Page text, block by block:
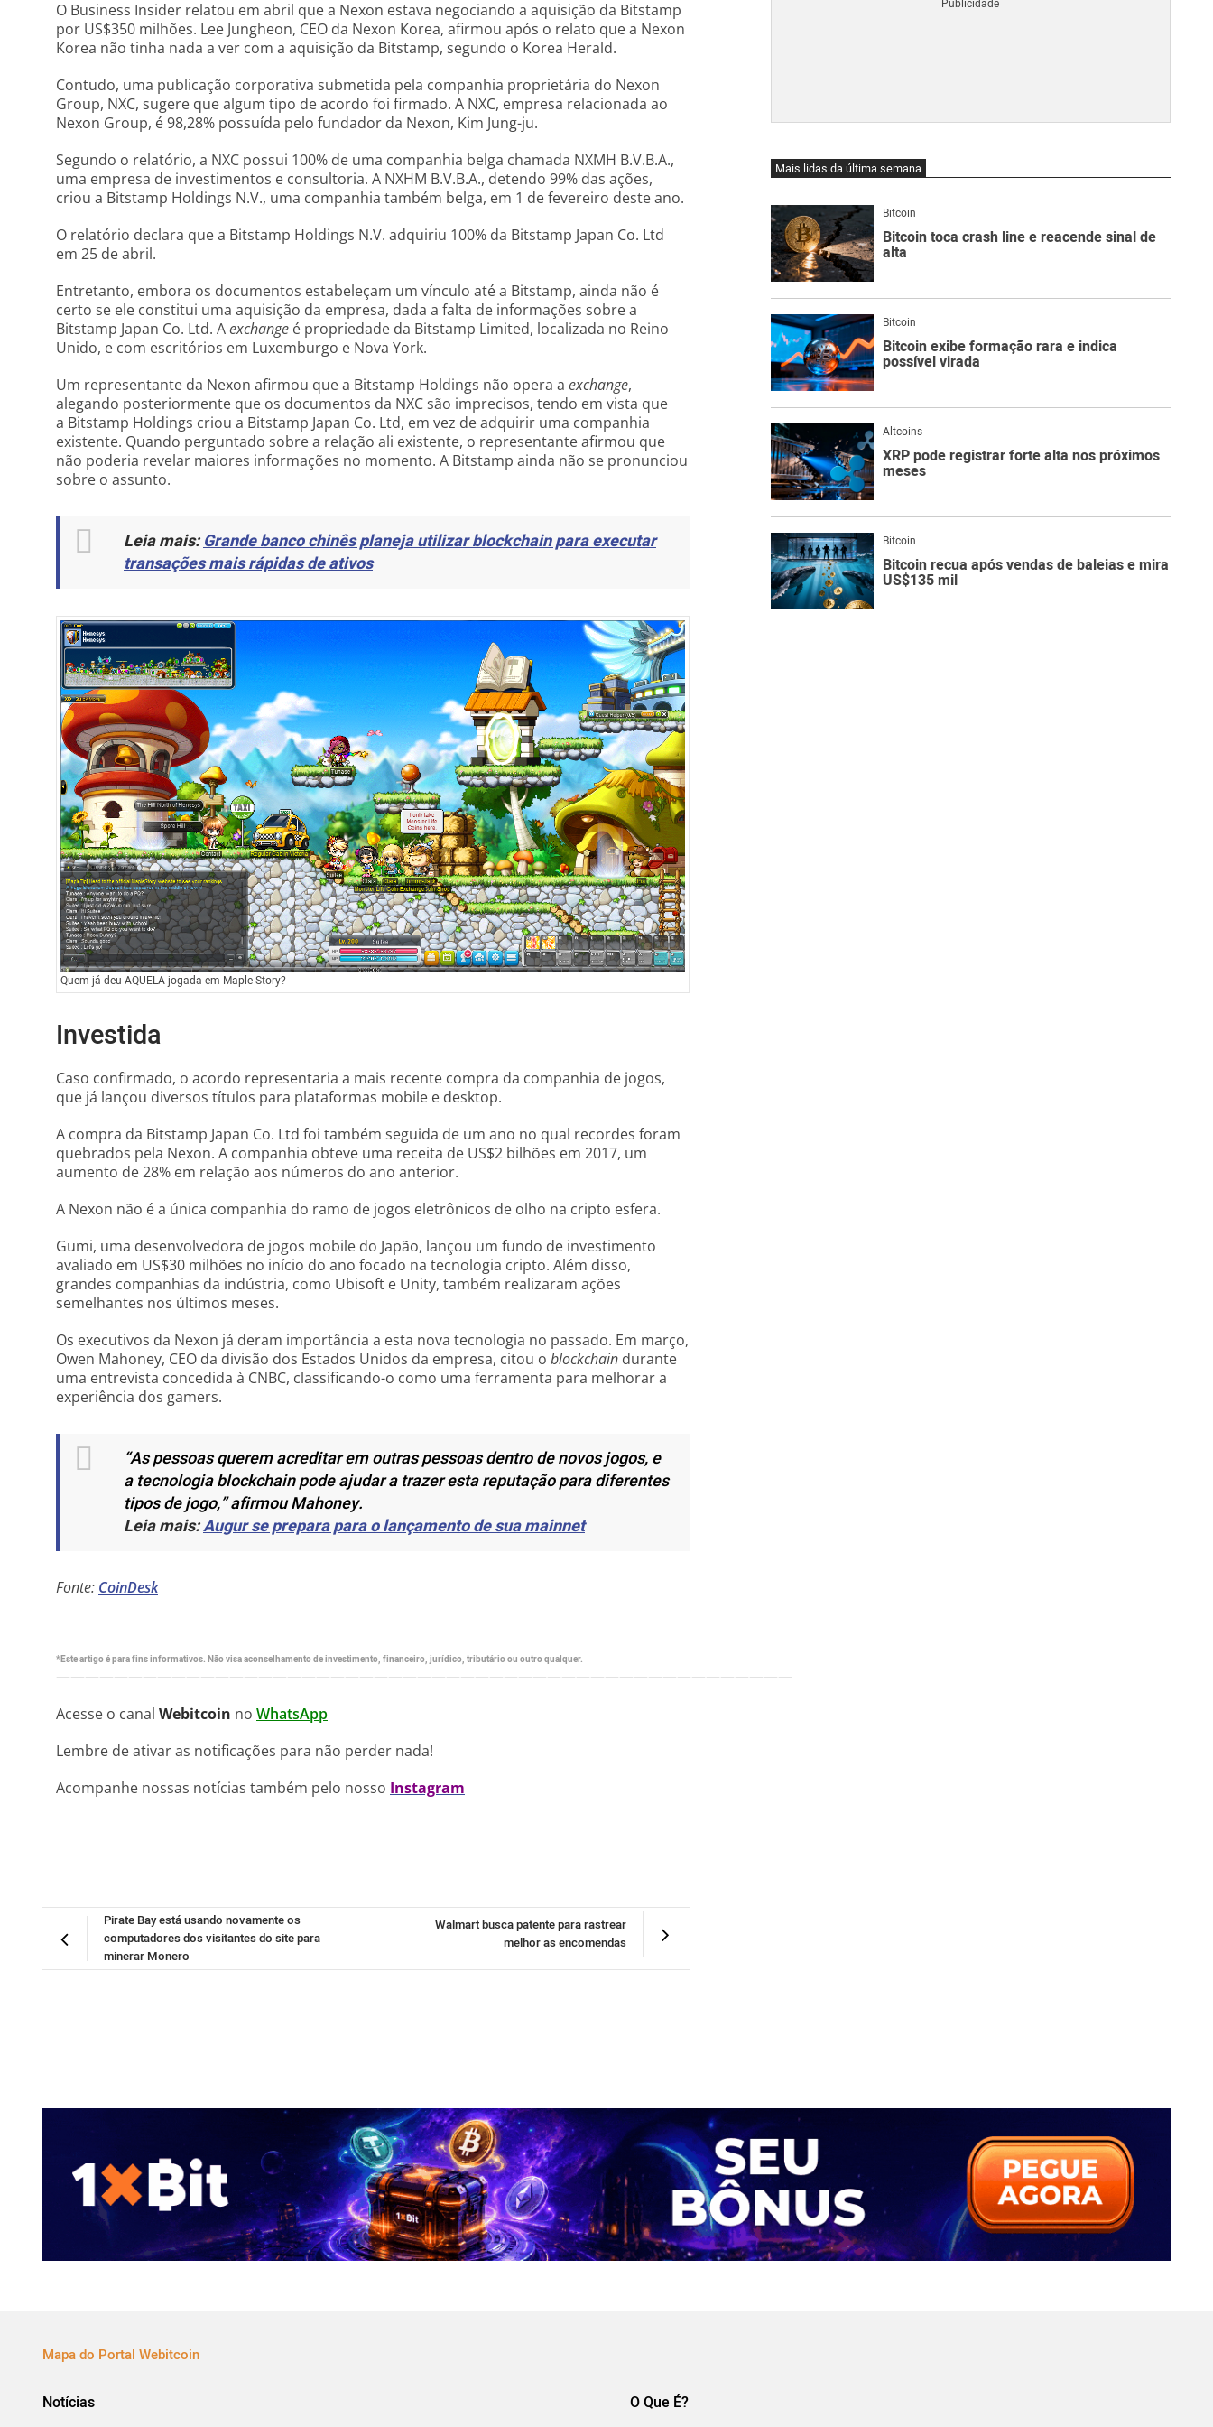
O Business Insider relatou em abril que a Nexon estava negociando a aquisição da Bitstamp
por US$350 milhões. Lee Jungheon, CEO da Nexon Korea, afirmou após o relato que a Nexon
Korea não tinha nada a ver com a aquisição da Bitstamp, segundo o Korea Herald.
Contudo, uma publicação corporativa submetida pela companhia proprietária do Nexon
Group, NXC, sugere que algum tipo de acordo foi firmado. A NXC, empresa relacionada ao
Nexon Group, é 98,28% possuída pelo fundador da Nexon, Kim Jung-ju.
Segundo o relatório, a NXC possui 100% de uma companhia belga chamada NXMH B.V.B.A.,
uma empresa de investimentos e consultoria. A NXHM B.V.B.A., detendo 99% das ações,
criou a Bitstamp Holdings N.V., uma companhia também belga, em 1 de fevereiro deste ano.
O relatório declara que a Bitstamp Holdings N.V. adquiriu 100% da Bitstamp Japan Co. Ltd
em 25 de abril.
Entretanto, embora os documentos estabeleçam um vínculo até a Bitstamp, ainda não é
certo se ele constitui uma aquisição da empresa, dada a falta de informações sobre a
Bitstamp Japan Co. Ltd. Aexchange é propriedade da Bitstamp Limited, localizada no Reino
Unido, e com escritórios em Luxemburgo e Nova York.
Um representante da Nexon afirmou que a Bitstamp Holdings não opera a exchange,
alegando posteriormente que os documentos da NXC são imprecisos, tendo em vista que
a Bitstamp Holdings criou a Bitstamp Japan Co. Ltd, em vez de adquirir uma companhia
existente. Quando perguntado sobre a relação ali existente, o representante afirmou que
não poderia revelar maiores informações no momento. A Bitstamp ainda não se pronunciou
sobre o assunto.
Leia mais:Grande banco chinês planeja utilizar blockchain para executar
transações mais rápidas de ativos
Quem já deu AQUELA jogada em Maple Story?
Investida
Caso confirmado, o acordo representaria a mais recente compra da companhia de jogos,
que já lançou diversos títulos para plataformas mobile e desktop.
A compra da Bitstamp Japan Co. Ltd foi também seguida de um ano no qual recordes foram
quebrados pela Nexon. A companhia obteve uma receita de US$2 bilhões em 2017, um
aumento de 28% em relação aos números do ano anterior.
A Nexon não é a única companhia do ramo de jogos eletrônicos de olho na cripto esfera.
Gumi, uma desenvolvedora de jogos mobile do Japão, lançou um fundo de investimento
avaliado em US$30 milhões no início do ano focado na tecnologia cripto. Além disso,
grandes companhias da indústria, como Ubisoft e Unity, também realizaram ações
semelhantes nos últimos meses.
Os executivos da Nexon já deram importância a esta nova tecnologia no passado. Em março,
Owen Mahoney, CEO da divisão dos Estados Unidos da empresa, citou o blockchain durante
uma entrevista concedida à CNBC, classificando-o como uma ferramenta para melhorar a
experiência dos gamers.
“As pessoas querem acreditar em outras pessoas dentro de novos jogos, e
a tecnologia blockchain pode ajudar a trazer esta reputação para diferentes
tipos de jogo,”afirmou Mahoney.
Leia mais:Augur se prepara para o lançamento de sua mainnet
Fonte: CoinDesk
*Este artigo é para fins informativos. Não visa aconselhamento de investimento, financeiro, jurídico, tributário ou outro qualquer.
———————————————————————————————————————————————————
Acesse o canal Webitcoin no WhatsApp
Lembre de ativar as notificações para não perder nada!
Acompanhe nossas notícias também pelo nosso Instagram
Walmart busca patente para rastrear
melhor as encomendas
Pirate Bay está usando novamente os
computadores dos visitantes do site para
minerar Monero
Mais lidas da última semana
Bitcoin
Bitcoin toca crash line e reacende sinal de
alta
Bitcoin
Bitcoin exibe formação rara e indica
possível virada
Altcoins
XRP pode registrar forte alta nos próximos
meses
Bitcoin
Bitcoin recua após vendas de baleias e mira
US$135 mil
Mapa do Portal Webitcoin
Notícias O Que É?